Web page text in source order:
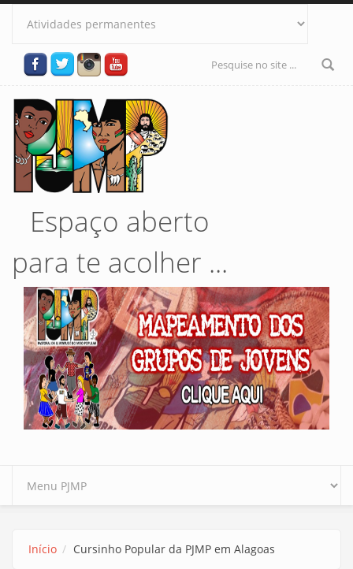
Pular para o conteúdo principal
Formulário
Espaço aberto
para te acolher ...
Início Cursinho Popular da PJMP em Alagoas